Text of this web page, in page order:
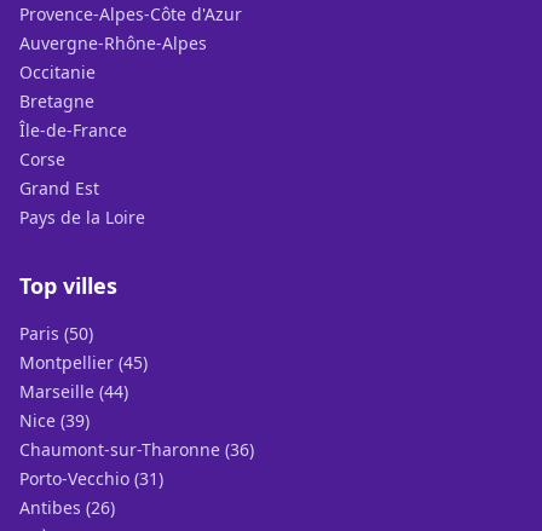
Provence-Alpes-Côte d'Azur
Auvergne-Rhône-Alpes
Occitanie
Bretagne
Île-de-France
Corse
Grand Est
Pays de la Loire
Top villes
Paris (50)
Montpellier (45)
Marseille (44)
Nice (39)
Chaumont-sur-Tharonne (36)
Porto-Vecchio (31)
Antibes (26)